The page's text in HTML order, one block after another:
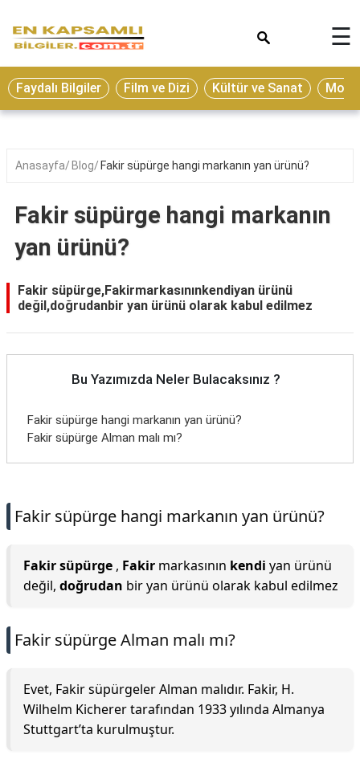
Eğitim
Ekonomi
Seyahat
Oyun
Yaşam
Hukuk
☰
Faydalı Bilgiler Film ve Dizi Kültür ve Sanat
Anasayfa Blog Fakir süpürge hangi markanın yan ürünü?
Fakir süpürge hangi markanın
yan ürünü?
Fakir süpürge,Fakirmarkasınınkendiyan ürünü
değil,doğrudanbir yan ürünü olarak kabul edilmez
Bu Yazımızda Neler Bulacaksınız ?
Fakir süpürge hangi markanın yan ürünü?
Fakir süpürge Alman malı mı?
Fakir süpürge hangi markanın yan ürünü?
Fakir süpürge , Fakir markasının kendi yan ürünü
değil, doğrudan bir yan ürünü olarak kabul edilmez
Fakir süpürge Alman malı mı?
Evet, Fakir süpürgeler Alman malıdır. Fakir, H.
Wilhelm Kicherer tarafından 1933 yılında Almanya
Stuttgart’ta kurulmuştur.